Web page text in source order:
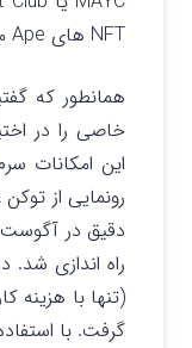
NFT های Ape می‌باشد که پس از BAYC منتشر شد.
خاصی را در